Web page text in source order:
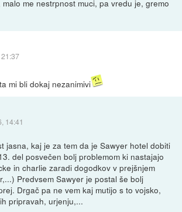
malo me nestrpnost muci, pa vredu je, gremo
mi bli dokaj nezanimivi
14:41
jasna, kaj je za tem da je Sawyer hotel dobiti
del posvečen bolj problemom ki nastajajo
in charlie zaradi dogodkov v prejšnjem
Predvsem Sawyer je postal še bolj
Drgač pa ne vem kaj mutijo s to vojsko,
pripravah, urjenju,...